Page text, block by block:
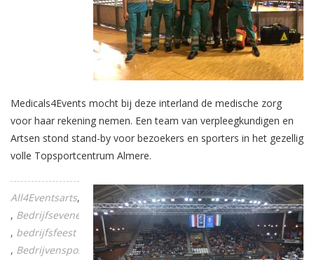
Medicals4Events mocht bij deze interland de medische zorg
voor haar rekening nemen. Een team van verpleegkundigen en
Artsen stond stand-by voor bezoekers en sporters in het gezellig
volle Topsportcentrum Almere.
All4Eventsarts
Award
Bedrijfsevenement
bedrijfsfeest
Bedrijvensportdag